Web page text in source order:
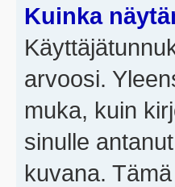
Kuinka
arvoosi.
muka, kuin
sinulle
kuvana.